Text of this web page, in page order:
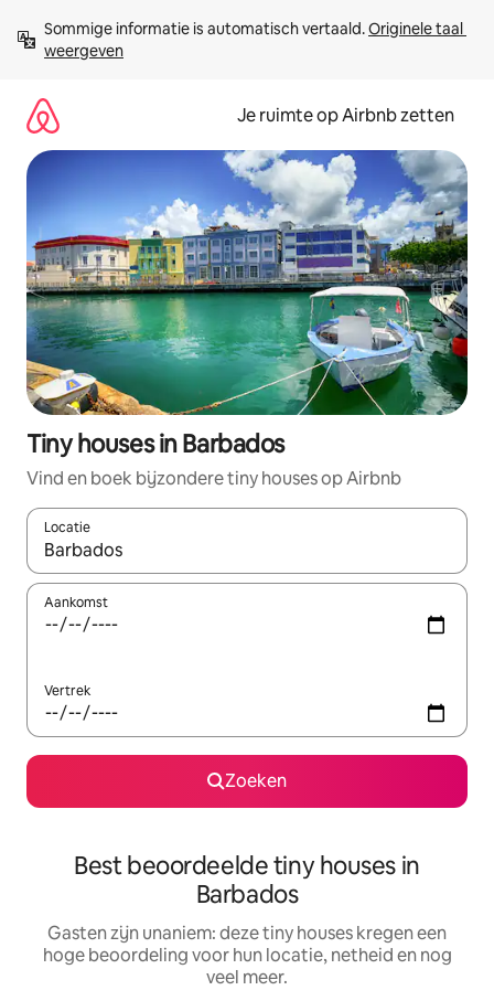
direct
naar
Sommige informatie is automatisch vertaald. Originele taal
weergeven
Je ruimte op Airbnb zetten
Tiny houses in Barbados
Vind en boek bijzondere tiny houses op Airbnb
Locatie
Wanneer er suggesties beschikbaar zijn, maak je een keuze
Aankomst
Vertrek
Zoeken
Best beoordeelde tiny houses in
Barbados
Gasten zijn unaniem: deze tiny houses kregen een
hoge beoordeling voor hun locatie, netheid en nog
veel meer.